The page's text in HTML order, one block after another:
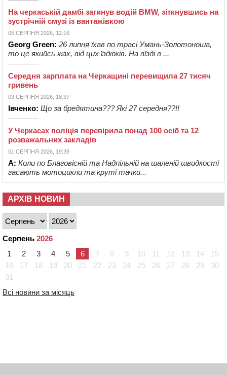
На черкаській дамбі загинув водій BMW, зіткнувшись на
зустрічній смузі із вантажівкою
05 СЕРПНЯ 2026, 12:16
Georg Green: 26 липня їхав по трасі Умань-Золотоноша,
то це якийсь жах, від цих їздюків. На вїзді в ...
Середня зарплата на Черкащині перевищила 27 тисяч
гривень
03 СЕРПНЯ 2026, 18:37
Івченко: Що за бредятина??? Які 27 середня??!!
У Черкасах поліція перевірила понад 100 осіб та 12
розважальних закладів
01 СЕРПНЯ 2026, 19:39
А: Коли по Благовісній та Надпільній на шаленій швидкості
гасають мотоцикли та круті тачки...
АРХІВ НОВИН
Серпень 2026
1
2 3 4 5 6 7 8 9 10 11 12 13 14
15
16
17 18 19 20 21 22 23 24 25 26 27 28 29
30
31
Всі новини за місяць